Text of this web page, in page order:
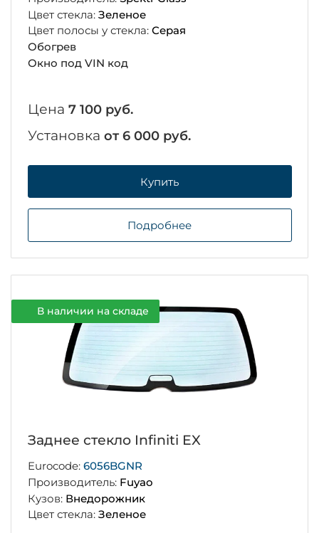
Цвет стекла: Зеленое
Цвет полосы у стекла: Серая
Обогрев
Окно под VIN код
Цена 7 100 руб.
Установка от 6 000 руб.
Купить
Подробнее
В наличии на складе
Заднее стекло Infiniti EX
Eurocode: 6056BGNR
Производитель: Fuyao
Кузов: Внедорожник
Цвет стекла: Зеленое